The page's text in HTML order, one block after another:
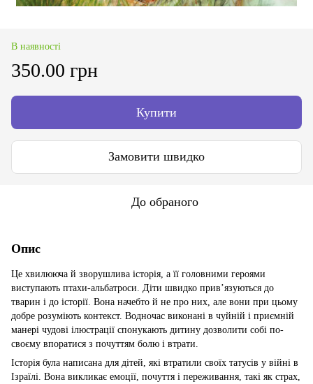
В наявності
350.00 грн
Купити
Замовити швидко
До обраного
Опис
Це хвилююча й зворушлива історія, а її головними героями
виступають птахи-альбатроси. Діти швидко прив’язуються до
тварин і до історії. Вона начебто й не про них, але вони при цьому
добре розуміють контекст. Водночас виконані в чуйній і приємній
манері чудові ілюстрації спонукають дитину дозволити собі по-
своєму впоратися з почуттям болю і втрати.
Історія була написана для дітей, які втратили своїх татусів у війні в
Ізраїлі. Вона викликає емоції, почуття і переживання, такі як страх,